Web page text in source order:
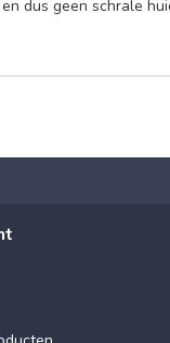
dus geen schrale